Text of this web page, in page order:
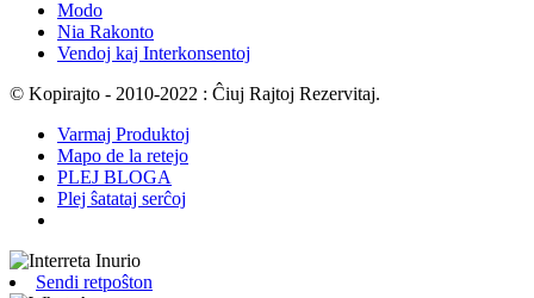
Modo
Nia Rakonto
Vendoj kaj Interkonsentoj
© Kopirajto - 2010-2022 : Ĉiuj Rajtoj Rezervitaj.
Varmaj Produktoj
Mapo de la retejo
PLEJ BLOGA
Plej ŝatataj serĉoj
Sendi retpoŝton